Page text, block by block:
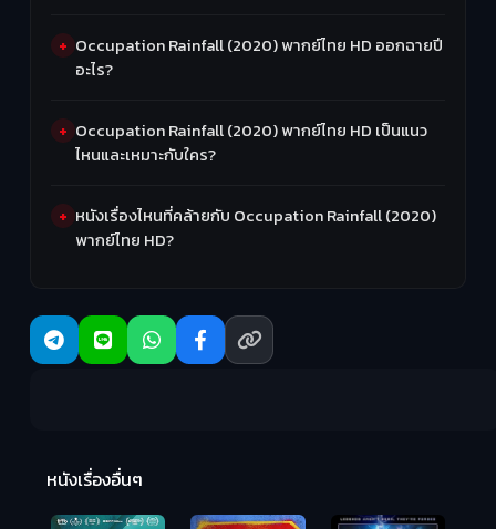
Occupation Rainfall (2020) พากย์ไทย HD ออกฉายปี
อะไร?
Occupation Rainfall (2020) พากย์ไทย HD เป็นแนว
ไหนและเหมาะกับใคร?
หนังเรื่องไหนที่คล้ายกับ Occupation Rainfall (2020)
พากย์ไทย HD?
หนังเรื่องอื่นๆ